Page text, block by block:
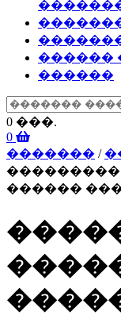
������
������
0 ���.
0
������� /
������